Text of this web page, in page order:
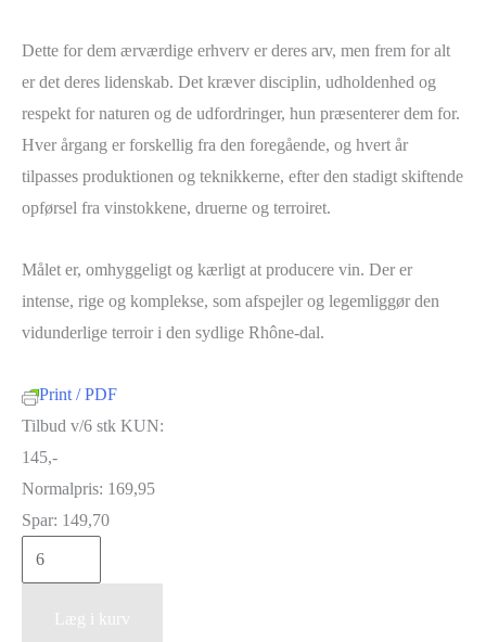
Dette for dem ærværdige erhverv er deres arv, men frem for alt
er det deres lidenskab. Det kræver disciplin, udholdenhed og
respekt for naturen og de udfordringer, hun præsenterer dem for.
Hver årgang er forskellig fra den foregående, og hvert år
tilpasses produktionen og teknikkerne, efter den stadigt skiftende
opførsel fra vinstokkene, druerne og terroiret.
Målet er, omhyggeligt og kærligt at producere vin. Der er
intense, rige og komplekse, som afspejler og legemliggør den
vidunderlige terroir i den sydlige Rhône-dal.
Print / PDF
Tilbud v/6 stk KUN:
145,-
Normalpris: 169,95
Spar: 149,70
Alain
Jaume
Cotes Læg i kurv